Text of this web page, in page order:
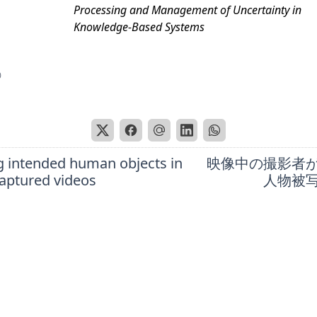
Processing and Management of Uncertainty in
Knowledge-Based Systems
intended human objects in
videos
映像中の撮影者
人物被